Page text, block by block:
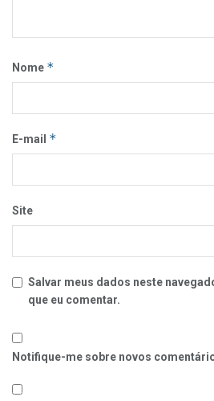
Nome *
E-mail *
Site
Salvar meus dados neste
que eu comentar.
Notifique-me sobre novos